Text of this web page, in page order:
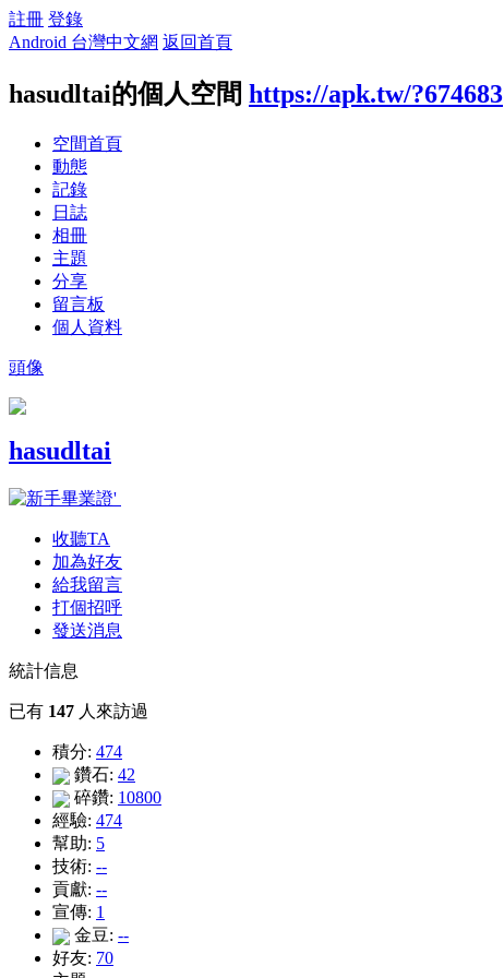
註冊 登錄
Android 台灣中文網 返回首頁
hasudltai的個人空間 https://apk.tw/?674683
空間首頁
動態
記錄
日誌
相冊
主題
分享
留言板
個人資料
頭像
hasudltai
收聽TA
加為好友
給我留言
打個招呼
發送消息
統計信息
已有 147 人來訪過
積分: 474
鑽石: 42
碎鑽: 10800
經驗: 474
幫助: 5
技術: --
貢獻: --
宣傳: 1
金豆: --
好友: 70